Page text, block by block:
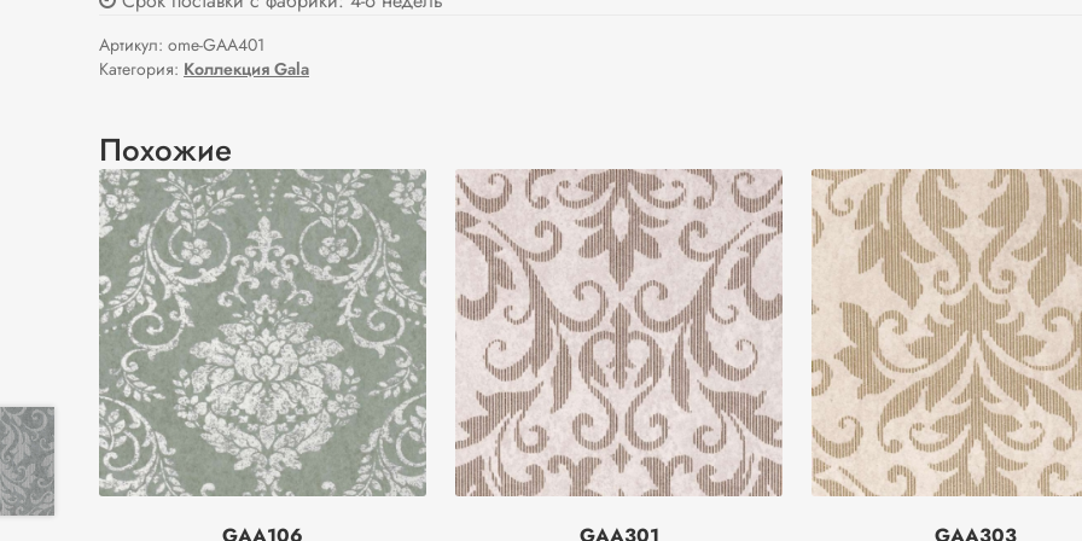
Артикул: ome-GAA401
Категория: Коллекция Gala
Похожие